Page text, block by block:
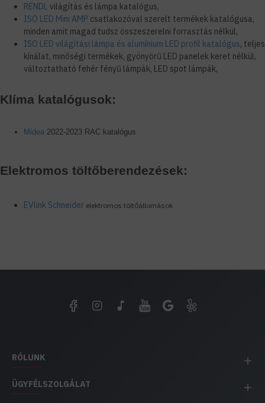
RENDL világítás és lámpa katalógus,
ISO LED Mini AMP csatlakozóval szerelt termékek katalógusa,
minden amit magad tudsz összeszerelni forrasztás nélkül,
ISO LED világítási lámpa és alumínium LED profil katalógus, teljes
kínálat, minőségi termékek, gyönyörű LED panelek keret nélkül,
változtatható fehér fényű lámpák, LED spot lámpák,
Klíma katalógusok:
Midea 2022-2023 RAC katalógus
Elektromos töltőberendezések:
EVlink Schneider elektromos töltőállomások
RÓLUNK
ÜGYFÉLSZOLGÁLAT